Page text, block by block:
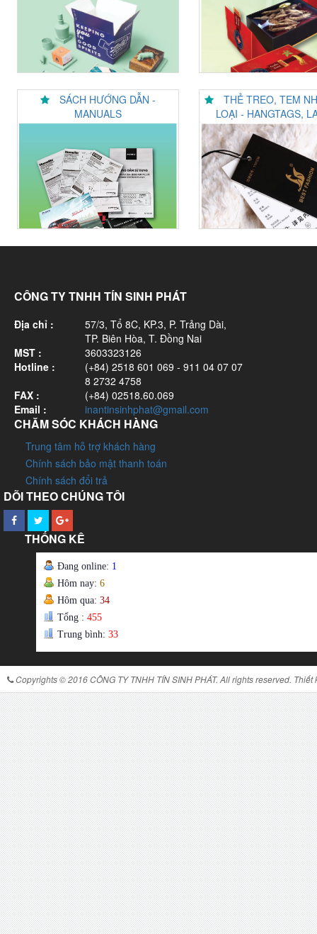
SÁCH HƯỚNG DẪN -
MANUALS
THẺ TREO, TEM
LOẠI - HANGTAGS,
CÔNG TY TNHH TÍN SINH PHÁT
Địa chỉ :
57/3, Tổ 8C, KP.3, P. Trảng Dài,
TP. Biên Hòa, T. Đồng Nai
MST :
3603323126
Hotline :
(+84) 2518 601 069 - 911 04 07 07
8 2732 4758
FAX :
(+84) 02518.60.069
Email :
inantinsinhphat@gmail.com
CHĂM SÓC KHÁCH HÀNG
Trung tâm hỗ trợ khách hàng
Chính sách bảo mật thanh toán
Chính sách đổi trả
DÕI THEO CHÚNG TÔI
THỐNG KÊ
Đang online: 1
Hôm nay: 6
Hôm qua: 34
Tổng : 455
Trung bình: 33
Copyrights © 2016 CÔNG TY TNHH TÍN SINH PHÁT. All rights reserved.